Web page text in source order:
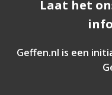
Laat het
Geffen.nl is een